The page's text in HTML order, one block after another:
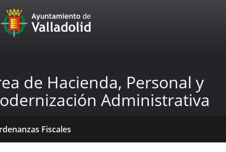
Portal
Web
Ayuntamiento
de
Valladolid
de Hacienda, Personal y
Administrativa
Fiscales